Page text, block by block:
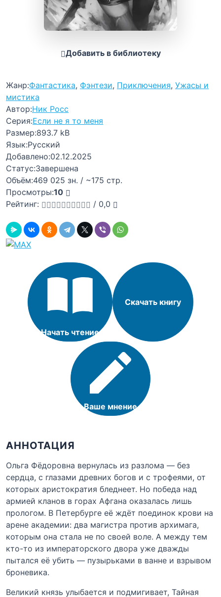
Добавить в библиотеку
Жанр:Фантастика, Фэнтези, Приключения, Ужасы и
мистика
Автор:Ник Росс
Серия:Если не я то меня
Размер:893.7 kB
Язык:Русский
Добавлено:02.12.2025
Статус:Завершена
Объём:469 025 зн. / ~175 стр.
Просмотры:10
Рейтинг:
/ 0,0
Начать чтение
Скачать книгу
Ваше мнение
АННОТАЦИЯ
Ольга Фёдоровна вернулась из разлома — без
сердца, с глазами древних богов и с трофеями, от
которых аристократия бледнеет. Но победа над
армией кланов в горах Афгана оказалась лишь
прологом. В Петербурге её ждёт поединок крови на
арене академии: два магистра против архимага,
которым она стала не по своей воле. А между тем
кто-то из императорского двора уже дважды
пытался её убить — пузырьками в ванне и взрывом
броневика.
Великий князь улыбается и подмигивает, Тайная